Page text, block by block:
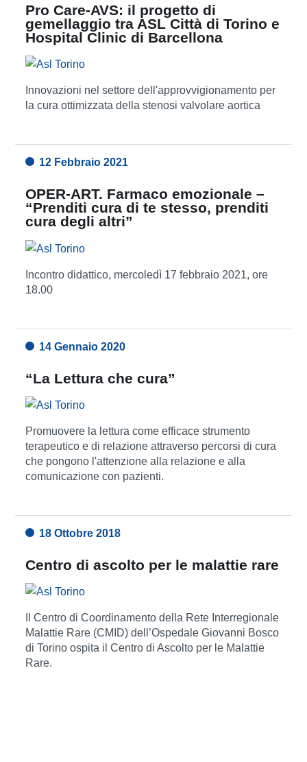
Pro Care-AVS: il progetto di
gemellaggio tra ASL Città di Torino e
Hospital Clinic di Barcellona
Innovazioni nel settore dell'approvvigionamento per
la cura ottimizzata della stenosi valvolare aortica
12 Febbraio 2021
OPER-ART. Farmaco emozionale –
“Prenditi cura di te stesso, prenditi
cura degli altri”
Incontro didattico, mercoledì 17 febbraio 2021, ore
18.00
14 Gennaio 2020
“La Lettura che cura”
Promuovere la lettura come efficace strumento
terapeutico e di relazione attraverso percorsi di cura
che pongono l'attenzione alla relazione e alla
comunicazione con pazienti.
18 Ottobre 2018
Centro di ascolto per le malattie rare
Il Centro di Coordinamento della Rete Interregionale
Malattie Rare (CMID) dell’Ospedale Giovanni Bosco
di Torino ospita il Centro di Ascolto per le Malattie
Rare.